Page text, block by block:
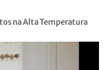
na Alta Temperatura